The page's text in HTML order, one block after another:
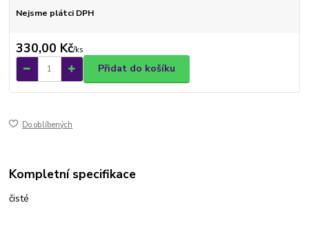
Nejsme plátci DPH
330,00 Kč/ks
Přidat do košíku
Do oblíbených
Kompletní specifikace
čisté